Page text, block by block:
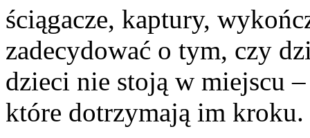
ściągacze, kaptury,
zadecydować o tym, czy
dzieci nie stoją w miejscu
które dotrzymają im kroku.